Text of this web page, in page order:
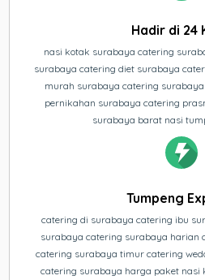
Hadir di 24
nasi kotak surabaya catering
surabaya catering diet surabaya
murah surabaya catering
pernikahan surabaya catering
surabaya barat nasi
Tumpeng
catering di surabaya catering ibu
surabaya catering surabaya harian
catering surabaya timur catering
catering surabaya harga paket